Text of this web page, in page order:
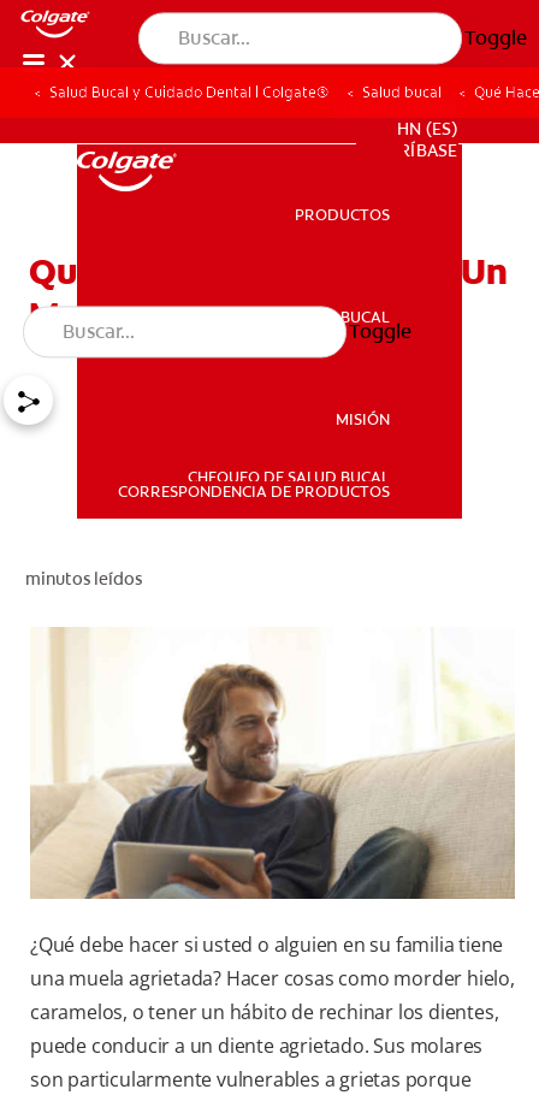
Toggle
SALUD BUCAL
PROMOCIONES
HN (ES)
HN (ES)
SUSCRÍBASE
PRODUCTOS
SALUD BUCAL
MISIÓN
CHEQUEO DE SALUD BUCAL
CORRESPONDENCIA DE PRODUCTOS
Toggle
Salud Bucal y Cuidado Dental | Colgate® Salud bucal Qué
Qué Hacer Si Usted Tiene Un
Molar Agrietado
minutos leídos
¿Qué debe hacer si usted o alguien en su familia tiene
una muela agrietada? Hacer cosas como morder hielo,
caramelos, o tener un hábito de rechinar los dientes,
puede conducir a un diente agrietado. Sus molares
son particularmente vulnerables a grietas porque